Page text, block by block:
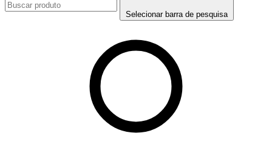
Selecionar barra de pesquisa